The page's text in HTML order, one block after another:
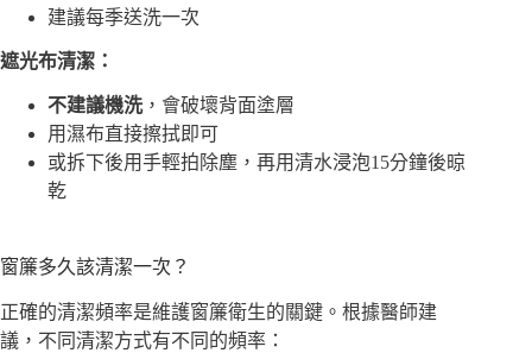
建議每季送洗一次
遮光布清潔：
不建議機洗，會破壞背面塗層
用濕布直接擦拭即可
或拆下後用手輕拍除塵，再用清水浸泡15分鐘後晾
乾
窗簾多久該清潔一次？
正確的清潔頻率是維護窗簾衛生的關鍵。根據醫師建
議，不同清潔方式有不同的頻率：